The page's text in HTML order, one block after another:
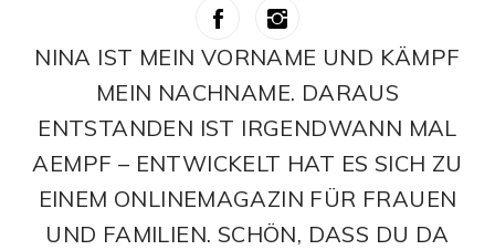
NINA IST MEIN VORNAME UND KÄMPF
MEIN NACHNAME. DARAUS
ENTSTANDEN IST IRGENDWANN MAL
AEMPF – ENTWICKELT HAT ES SICH ZU
EINEM ONLINEMAGAZIN FÜR FRAUEN
UND FAMILIEN. SCHÖN, DASS DU DA